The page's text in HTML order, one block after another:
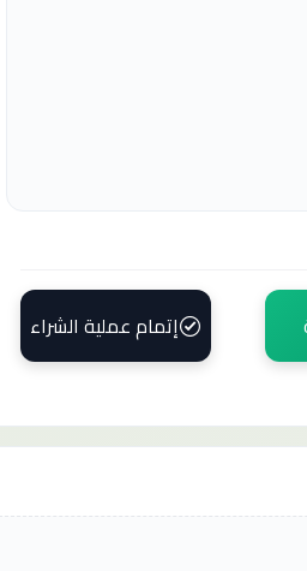
إتمام عملية الشراء